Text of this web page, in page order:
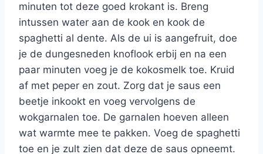
minuten tot deze goed krokant is. Breng
intussen water aan de kook en kook de
spaghetti al dente. Als de ui is aangefruit, doe
je de dungesneden knoflook erbij en na een
paar minuten voeg je de kokosmelk toe. Kruid
af met peper en zout. Zorg dat je saus een
beetje inkookt en voeg vervolgens de
wokgarnalen toe. De garnalen hoeven alleen
wat warmte mee te pakken. Voeg de spaghetti
toe en je zult zien dat deze de saus opneemt.